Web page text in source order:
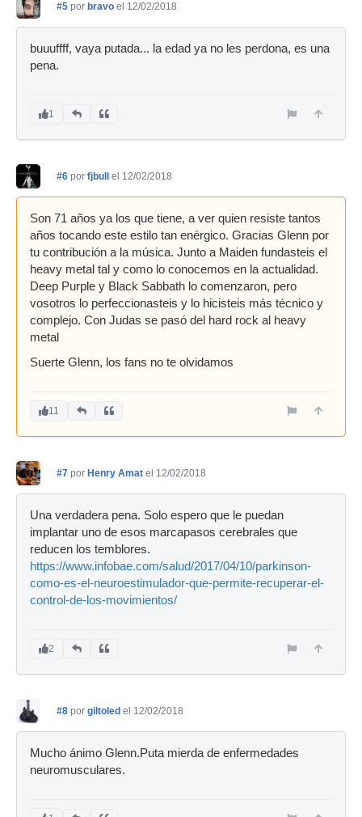
#5 por bravo el 12/02/2018
buuuffff, vaya putada... la edad ya no les perdona, es una
pena.
1
#6 por fjbull el 12/02/2018
Son 71 años ya los que tiene, a ver quien resiste tantos
años tocando este estilo tan enérgico. Gracias Glenn por
tu contribución a la música. Junto a Maiden fundasteis el
heavy metal tal y como lo conocemos en la actualidad.
Deep Purple y Black Sabbath lo comenzaron, pero
vosotros lo perfeccionasteis y lo hicisteis más técnico y
complejo. Con Judas se pasó del hard rock al heavy
metal
Suerte Glenn, los fans no te olvidamos
11
#7 por Henry Amat el 12/02/2018
Una verdadera pena. Solo espero que le puedan
implantar uno de esos marcapasos cerebrales que
reducen los temblores.
https://www.infobae.com/salud/2017/04/10/parkinson-
como-es-el-neuroestimulador-que-permite-recuperar-el-
control-de-los-movimientos/
2
#8 por giltoled el 12/02/2018
Mucho ánimo Glenn.Puta mierda de enfermedades
neuromusculares.